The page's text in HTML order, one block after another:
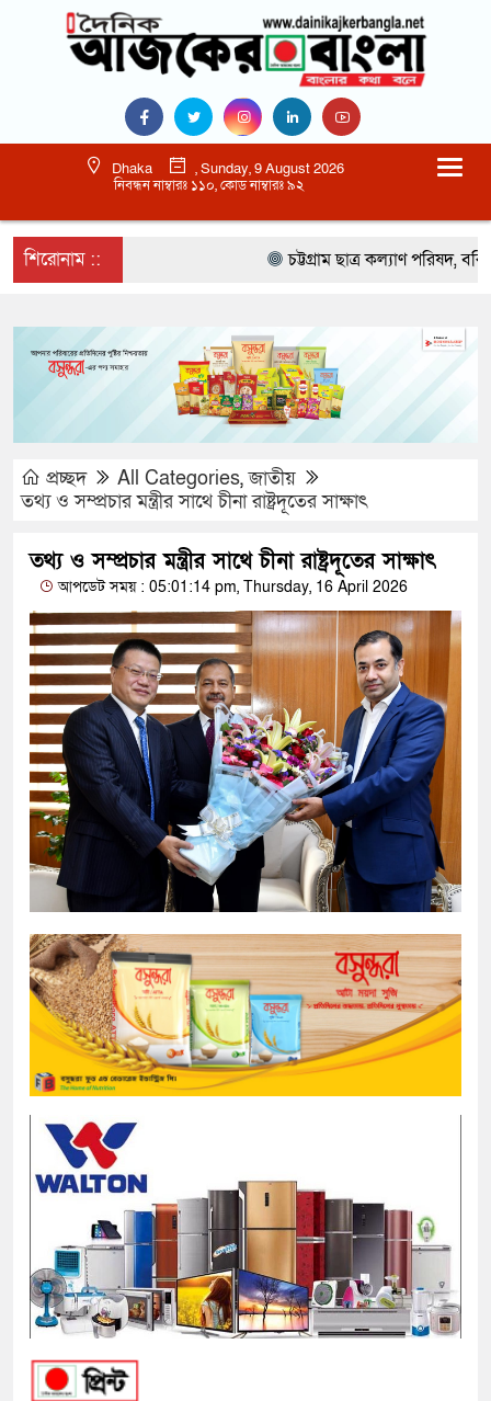
Dhaka
, Sunday, 9 August 2026
নিবন্ধন নাম্বারঃ ১১০, কোড নাম্বারঃ ৯২
শিরোনাম :: চট্টগ্রাম ছাত্র কল্যাণ পরিষদ,
প্রচ্ছদ All Categories,জাতীয়
তথ্য ও সম্প্রচার মন্ত্রীর সাথে চীনা রাষ্ট্রদূতের সাক্ষাৎ
তথ্য ও সম্প্রচার মন্ত্রীর সাথে চীনা রাষ্ট্রদূতের সাক্ষাৎ
আপডেট সময় : 05:01:14 pm, Thursday, 16 April 2026